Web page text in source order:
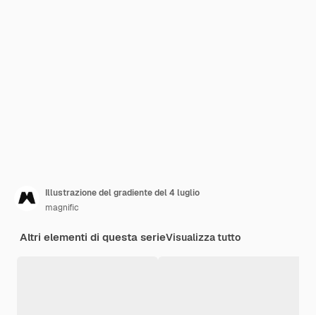
Illustrazione del gradiente del 4 luglio
magnific
Altri elementi di questa serieVisualizza tutto